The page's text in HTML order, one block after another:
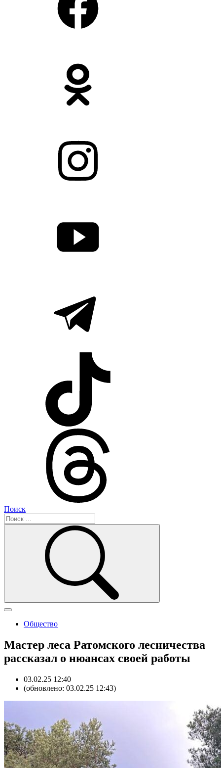
Поиск
Общество
Мастер леса Ратомского лесничества
рассказал о нюансах своей работы
03.02.25 12:40
(обновлено: 03.02.25 12:43)